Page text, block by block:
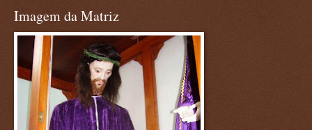
Imagem da Matriz